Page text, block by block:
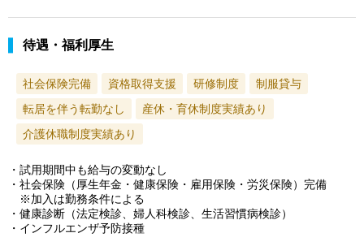
待遇・福利厚生
社会保険完備 資格取得支援 研修制度
制服貸与
転居を伴う転勤なし
産休・育休制度実績あり
介護休職制度実績あり
・試用期間中も給与の変動なし
・社会保険（厚生年金・健康保険・雇用保険・労災保険）完備
※加入は勤務条件による
・健康診断（法定検診、婦人科検診、生活習慣病検診）
・インフルエンザ予防接種